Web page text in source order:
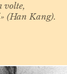
volte,
(Han Kang).